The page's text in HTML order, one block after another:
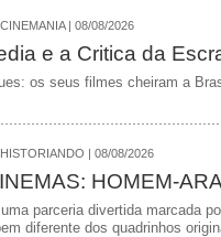
| 08/08/2026
e a Critica da
os seus filmes cheiram a
| 08/08/2026
HOMEM-
parceria divertida marcada
diferente dos quadrinhos